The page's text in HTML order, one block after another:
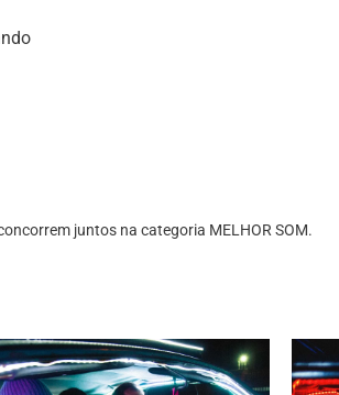
juntos na categoria MELHOR SOM.